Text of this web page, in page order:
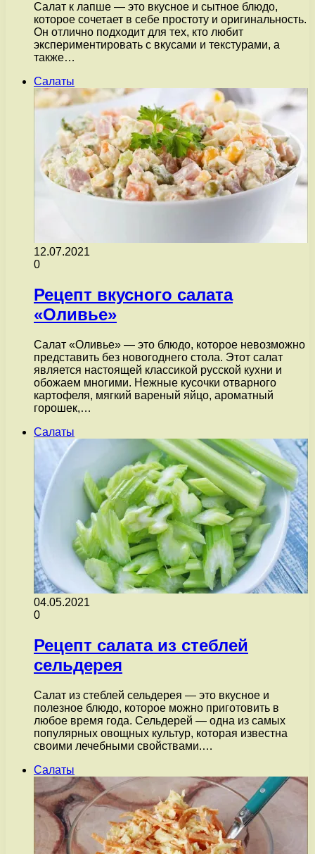
Салат к лапше — это вкусное и сытное блюдо,
которое сочетает в себе простоту и оригинальность.
Он отлично подходит для тех, кто любит
экспериментировать с вкусами и текстурами, а
также…
Салаты
12.07.2021
0
Рецепт вкусного салата
«Оливье»
Салат «Оливье» — это блюдо, которое невозможно
представить без новогоднего стола. Этот салат
является настоящей классикой русской кухни и
обожаем многими. Нежные кусочки отварного
картофеля, мягкий вареный яйцо, ароматный
горошек,…
Салаты
04.05.2021
0
Рецепт салата из стеблей
сельдерея
Салат из стеблей сельдерея — это вкусное и
полезное блюдо, которое можно приготовить в
любое время года. Сельдерей — одна из самых
популярных овощных культур, которая известна
своими лечебными свойствами.…
Салаты